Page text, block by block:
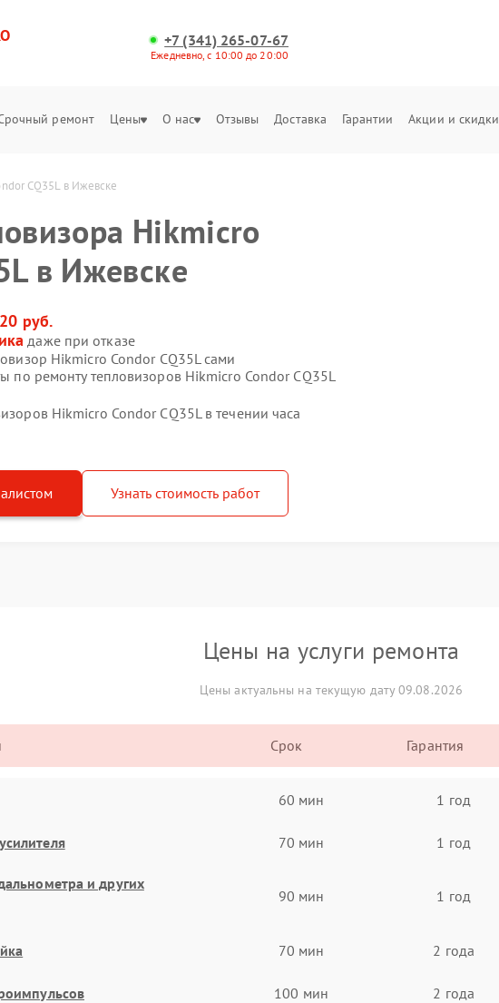
+7 (341) 265-07-67
Ежедневно, с 10:00 до 20:00
ремонт Цены О нас Отзывы Доставка Гарантии Акции и скидки
CQ35L в Ижевске
Hikmicro
в Ижевске
руб.
даже при отказе
Hikmicro Condor CQ35L сами
по ремонту тепловизоров Hikmicro Condor CQ35L
Hikmicro Condor CQ35L в течении часа
Узнать стоимость работ
Цены на услуги ремонта
Цены актуальны на текущую дату 09.08.2026
Срок Гарантия
60 мин 1 год
70 мин 1 год
и других
90 мин 1 год
70 мин 2 года
100 мин 2 года